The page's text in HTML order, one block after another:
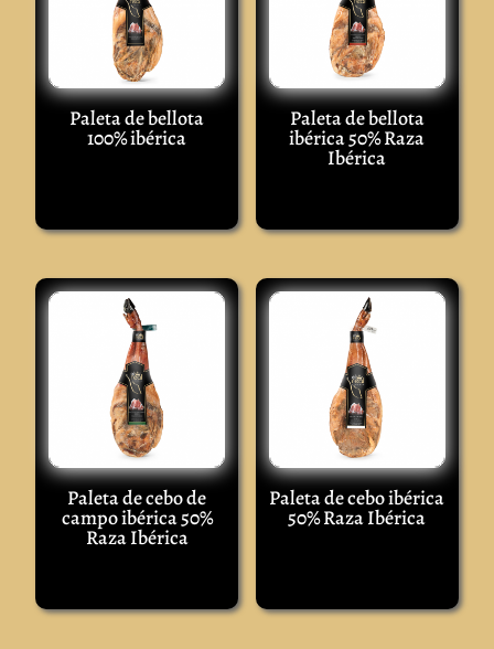
Paleta de bellota
100% ibérica
Paleta de bellota
ibérica 50% Raza
Ibérica
Paleta de cebo de
campo ibérica 50%
Raza Ibérica
Paleta de cebo ibérica
50% Raza Ibérica